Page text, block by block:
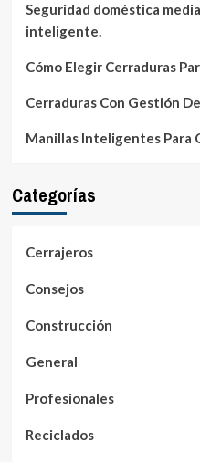
Seguridad doméstica
inteligente.
Cómo Elegir Cerraduras
Cerraduras Con Gestión
Manillas Inteligentes Para
Categorías
Cerrajeros
Consejos
Construcción
General
Profesionales
Reciclados